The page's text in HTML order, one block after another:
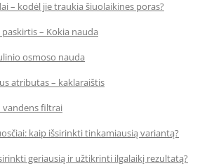
– kodėl jie traukia šiuolaikines poras?
– Kokia nauda
osmoso nauda
atributas – kaklaraištis
vandens filtrai
kaip išsirinkti tinkamiausią variantą?
geriausią ir užtikrinti ilgalaikį rezultatą?